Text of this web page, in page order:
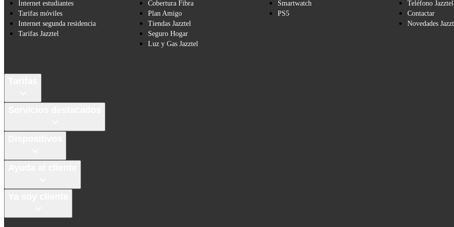
Internet estudiantes
Tarifas móviles
Internet segunda residencia
Tarifas Jazztel
Cobertura Fibra
Plan Amigo
Tiendas Jazztel
Seguro Hogar
Luz y Gas Jazztel
Smartwatch
PS5
Teléfono Jazztel
Contactar
Novedades